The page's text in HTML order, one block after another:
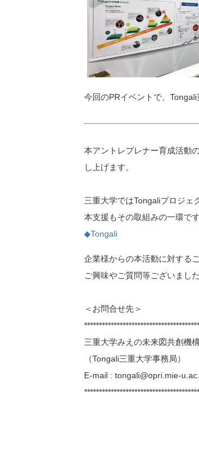
今回のPRイベントで、
本アントレプレナー育成活動
し上げます。
三重大学ではTongaliプロジェ
本支援もその取組みの一環です
◆Tongali
企業様からの本活動に対する
ご興味やご質問等ございまし
＜お問合せ先＞
三重大学みえの未来図共創機
（Tongali三重大学事務局）
E-mail : tongali@opri.mie-